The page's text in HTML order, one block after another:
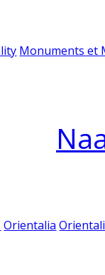
Monuments et
Orientalia